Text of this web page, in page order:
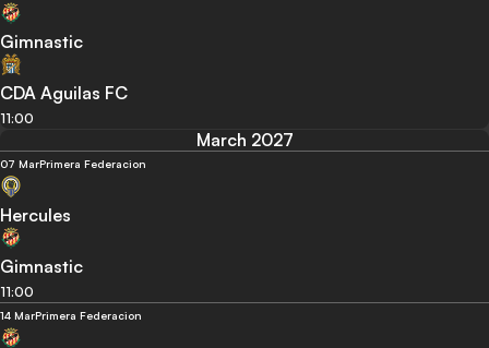
Gimnastic
CDA Aguilas FC
11:00
March 2027
07 MarPrimera Federacion
Hercules
Gimnastic
11:00
14 MarPrimera Federacion